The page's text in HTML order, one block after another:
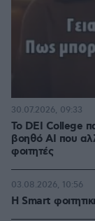
Το DEI College
βοηθό AI που
φοιτητές
30.07.2026, 09:33
Η Smart
03.08.2026, 10:56